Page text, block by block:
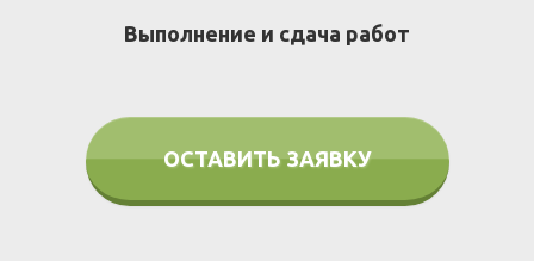
Выполнение и сдача работ
ОСТАВИТЬ ЗАЯВКУ